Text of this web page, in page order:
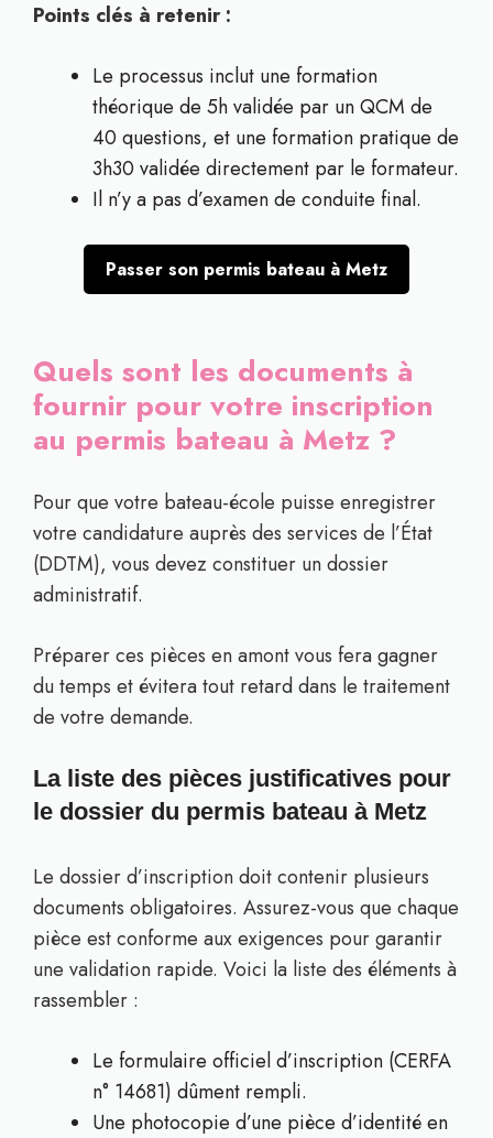
Points clés à retenir :
Le processus inclut une formation
théorique de 5h validée par un QCM de
40 questions, et une formation pratique de
3h30 validée directement par le formateur.
Il n’y a pas d’examen de conduite final.
Passer son permis bateau à Metz
Quels sont les documents à
fournir pour votre inscription
au permis bateau à Metz ?
Pour que votre bateau-école puisse enregistrer
votre candidature auprès des services de l’État
(DDTM), vous devez constituer un dossier
administratif.
Préparer ces pièces en amont vous fera gagner
du temps et évitera tout retard dans le traitement
de votre demande.
La liste des pièces justificatives pour
le dossier du permis bateau à Metz
Le dossier d’inscription doit contenir plusieurs
documents obligatoires. Assurez-vous que chaque
pièce est conforme aux exigences pour garantir
une validation rapide. Voici la liste des éléments à
rassembler :
Le formulaire officiel d’inscription (CERFA
n° 14681) dûment rempli.
Une photocopie d’une pièce d’identité en